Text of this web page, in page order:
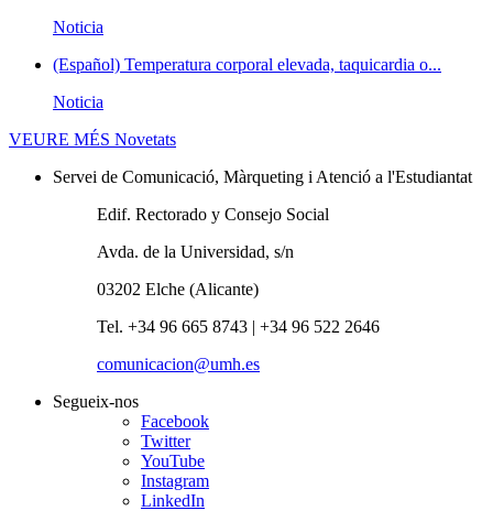
Noticia
(Español) Temperatura corporal elevada, taquicardia o...
Noticia
VEURE MÉS Novetats
Servei de Comunicació, Màrqueting i Atenció a l'Estudiantat
Edif. Rectorado y Consejo Social
Avda. de la Universidad, s/n
03202 Elche (Alicante)
Tel. +34 96 665 8743 | +34 96 522 2646
comunicacion@umh.es
Segueix-nos
Facebook
Twitter
YouTube
Instagram
LinkedIn